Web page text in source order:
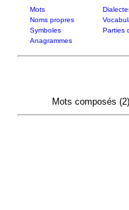
Mots
Noms propres
Symboles
Parties
Anagrammes
Mots composés (2)